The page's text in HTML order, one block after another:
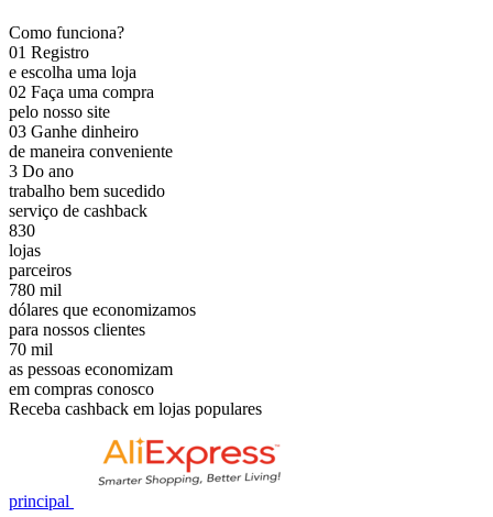
Como funciona?
01 Registro
e escolha uma loja
02 Faça uma compra
pelo nosso site
03 Ganhe dinheiro
de maneira conveniente
3 Do ano
trabalho bem sucedido
serviço de cashback
830
lojas
parceiros
780 mil
dólares que economizamos
para nossos clientes
70 mil
as pessoas economizam
em compras conosco
Receba cashback em lojas populares
principal